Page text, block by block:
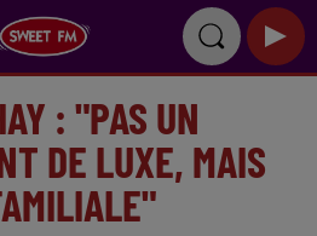
: "PAS UN
DE LUXE, MAIS